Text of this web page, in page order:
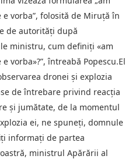
vorba”, folosită de Miruță în
de autorități după
ministru, cum definiți «am
vorba»?”, întreabă Popescu.El
dronei și explozia
de întrebare privind reacția
și jumătate, de la momentul
ei, ne spuneți, domnule
informați de partea
ministrul Apărării al